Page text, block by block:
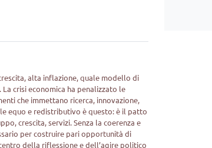
alta inflazione, quale modello di
crisi economica ha penalizzato le
che immettano ricerca, innovazione,
equo e redistributivo è questo: è il patto
crescita, servizi. Senza la coerenza e
per costruire pari opportunità di
della riflessione e dell’agire politico